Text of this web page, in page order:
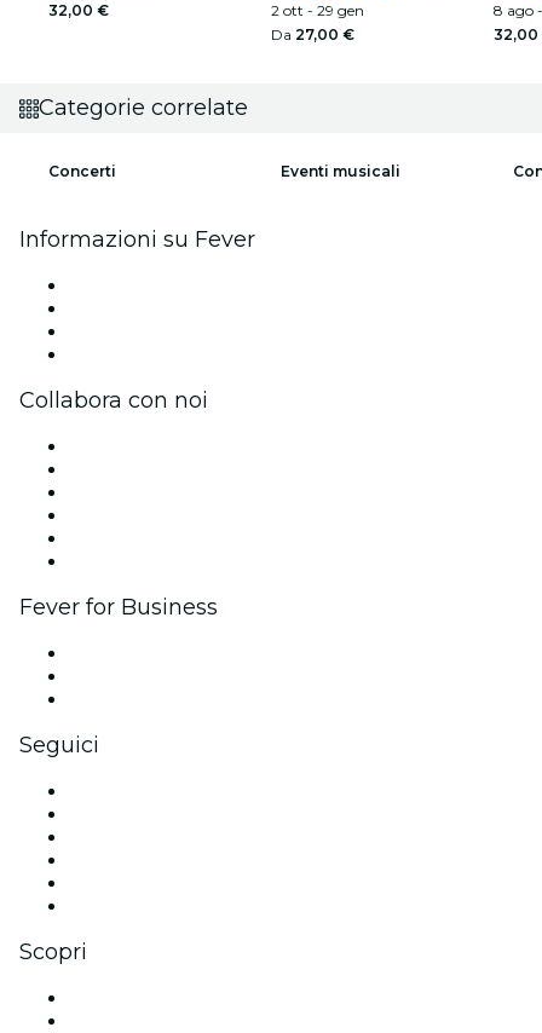
32,00 €
2 ott - 29 gen
Da 27,00 €
8 ago
32,00
Categorie correlate
Concerti Eventi musicali
Informazioni su Fever
Collabora con noi
Fever for Business
Seguici
Scopri